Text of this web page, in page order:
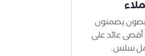
يضمنون
عائد على
سلس.